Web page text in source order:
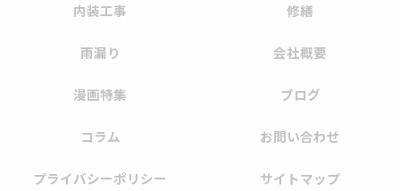
内装工事 修繕
雨漏り 会社概要
漫画特集 ブログ
コラム お問い合わせ
プライバシーポリシー サイトマップ